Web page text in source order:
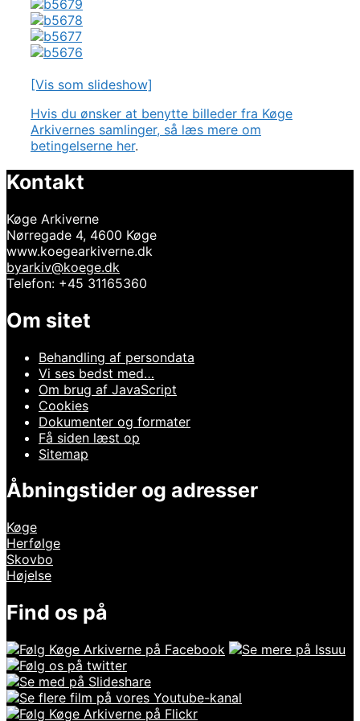
[Vis som slideshow]
Hvis du ønsker at benytte billeder fra Køge
Arkivernes samlinger, så læs mere om
betingelserne her.
Kontakt
Køge Arkiverne
Nørregade 4, 4600 Køge
www.koegearkiverne.dk
byarkiv@koege.dk
Telefon: +45 31165360
Om sitet
Behandling af persondata
Vi ses bedst med…
Om brug af JavaScript
Cookies
Dokumenter og formater
Få siden læst op
Sitemap
Åbningstider og adresser
Køge
Herfølge
Skovbo
Højelse
Find os på